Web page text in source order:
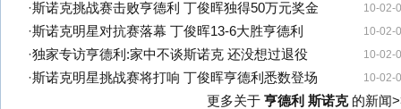
10-02-
·斯诺克挑战赛击败亨德利 丁俊晖独得50万元奖金
10-02-
·斯诺克明星对抗赛落幕 丁俊晖13-6大胜亨德利
10-02-
·独家专访亨德利:家中不谈斯诺克 还没想过退役
10-02-
·斯诺克明星挑战赛将打响 丁俊晖亨德利悉数登场
更多关于 亨德利 斯诺克的新闻